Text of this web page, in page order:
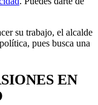
su trabajo, el alcalde
pues busca una
EN